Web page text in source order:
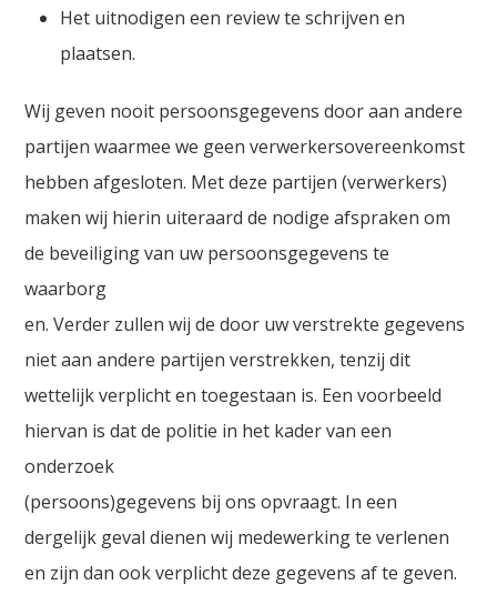
Het uitnodigen een review te schrijven en
plaatsen.
Wij geven nooit persoonsgegevens door aan andere
partijen waarmee we geen verwerkersovereenkomst
hebben afgesloten. Met deze partijen (verwerkers)
maken wij hierin uiteraard de nodige afspraken om
de beveiliging van uw persoonsgegevens te
waarborg
en. Verder zullen wij de door uw verstrekte gegevens
niet aan andere partijen verstrekken, tenzij dit
wettelijk verplicht en toegestaan is. Een voorbeeld
hiervan is dat de politie in het kader van een
onderzoek
(persoons)gegevens bij ons opvraagt. In een
dergelijk geval dienen wij medewerking te verlenen
en zijn dan ook verplicht deze gegevens af te geven.